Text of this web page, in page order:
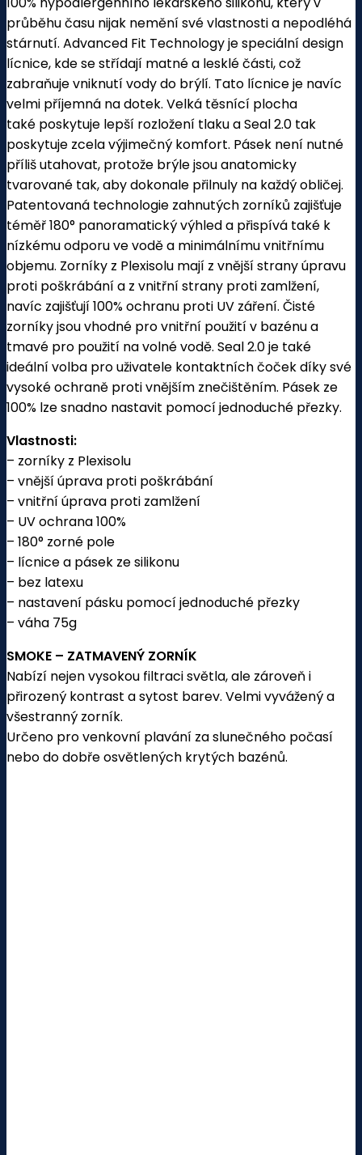
průběhu času nijak nemění své vlastnosti a nepodléhá
stárnutí. Advanced Fit Technology je speciální design
lícnice, kde se střídají matné a lesklé části, což
zabraňuje vniknutí vody do brýlí. Tato lícnice je navíc
velmi příjemná na dotek. Velká těsnící plocha
také poskytuje lepší rozložení tlaku a Seal 2.0 tak
poskytuje zcela výjimečný komfort. Pásek není nutné
příliš utahovat, protože brýle jsou anatomicky
tvarované tak, aby dokonale přilnuly na každý obličej.
Patentovaná technologie zahnutých zorníků zajišťuje
téměř 180° panoramatický výhled a přispívá také k
nízkému odporu ve vodě a minimálnímu vnitřnímu
objemu. Zorníky z Plexisolu mají z vnější strany úpravu
proti poškrábání a z vnitřní strany proti zamlžení,
navíc zajišťují 100% ochranu proti UV záření. Čisté
zorníky jsou vhodné pro vnitřní použití v bazénu a
tmavé pro použití na volné vodě. Seal 2.0 je také
ideální volba pro uživatele kontaktních čoček díky své
vysoké ochraně proti vnějším znečištěním. Pásek ze
100% lze snadno nastavit pomocí jednoduché přezky.
Vlastnosti:
– zorníky z Plexisolu
– vnější úprava proti poškrábání
– vnitřní úprava proti zamlžení
– UV ochrana 100%
– 180° zorné pole
– lícnice a pásek ze silikonu
– bez latexu
– nastavení pásku pomocí jednoduché přezky
– váha 75g
SMOKE – ZATMAVENÝ ZORNÍK
Nabízí nejen vysokou filtraci světla, ale zároveň i
přirozený kontrast a sytost barev. Velmi vyvážený a
všestranný zorník.
Určeno pro venkovní plavání za slunečného počasí
nebo do dobře osvětlených krytých bazénů.